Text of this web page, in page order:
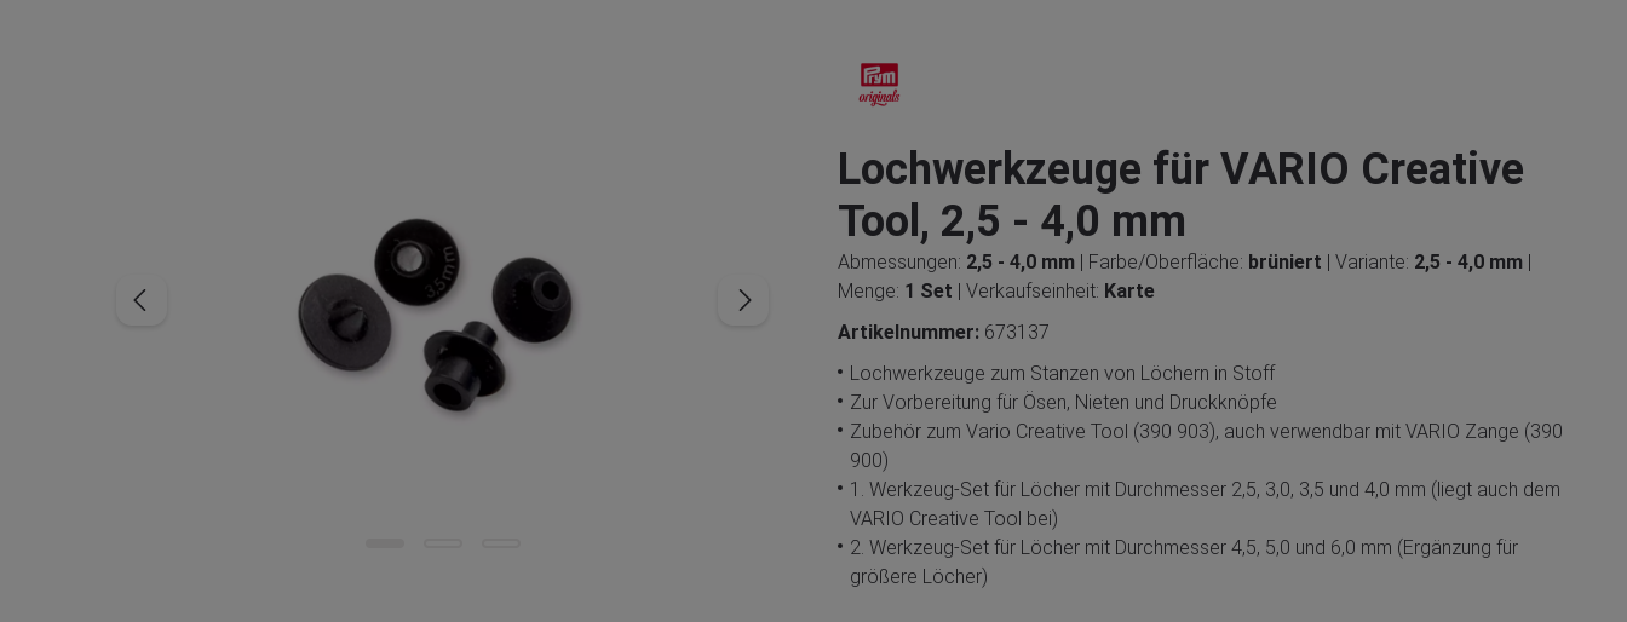
Lochwerkzeuge für VARIO Creative
Tool, 2,5 - 4,0 mm
Abmessungen: 2,5 - 4,0 mm | Farbe/Oberfläche: brüniert | Variante: 2,5 - 4,0 mm |
Menge: 1 Set | Verkaufseinheit: Karte
Artikelnummer: 673137
Lochwerkzeuge zum Stanzen von Löchern in Stoff
Zur Vorbereitung für Ösen, Nieten und Druckknöpfe
Zubehör zum Vario Creative Tool (390 903), auch verwendbar mit VARIO Zange (390
900)
1. Werkzeug-Set für Löcher mit Durchmesser 2,5, 3,0, 3,5 und 4,0 mm (liegt auch dem
VARIO Creative Tool bei)
2. Werkzeug-Set für Löcher mit Durchmesser 4,5, 5,0 und 6,0 mm (Ergänzung für
größere Löcher)